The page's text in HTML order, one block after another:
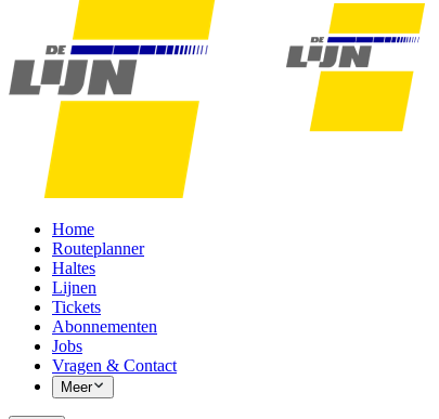
Home
Routeplanner
Haltes
Lijnen
Tickets
Abonnementen
Jobs
Vragen & Contact
Meer